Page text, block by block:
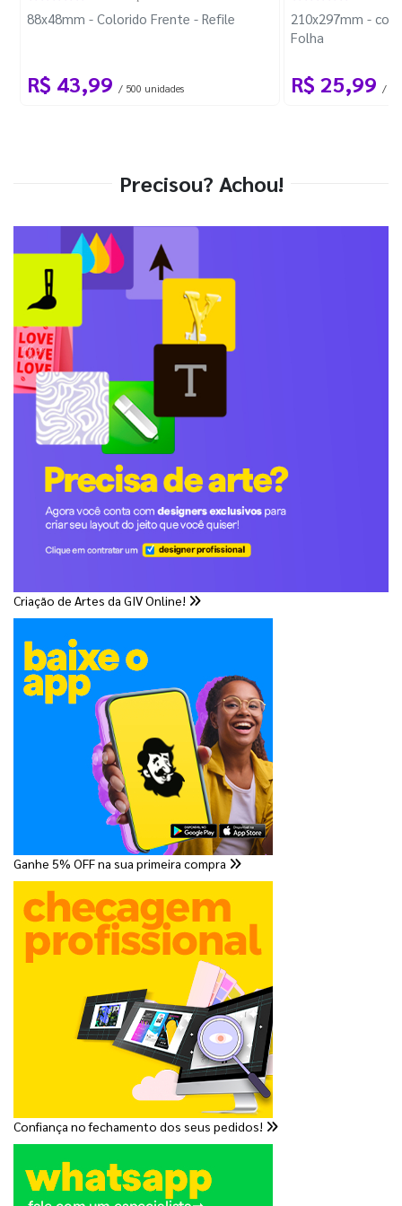
88x48mm - Colorido Frente - Refile
R$ 43,99 / 500 unidades
210x297mm -
Folha
R$ 25,99 / 1
Precisou? Achou!
Criação de Artes da GIV Online!
Ganhe 5% OFF na sua primeira compra
Confiança no fechamento dos seus pedidos!